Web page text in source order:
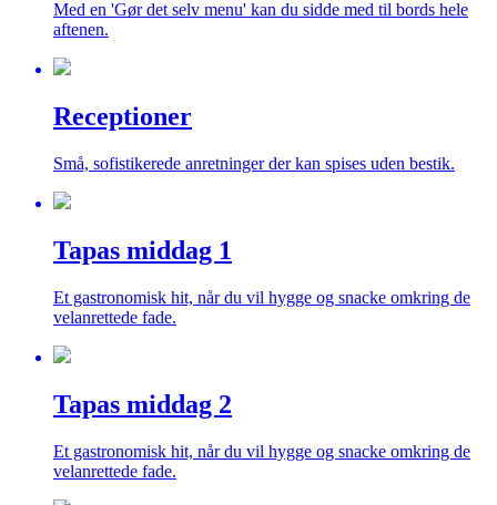
Med en 'Gør det selv menu' kan du sidde med til bords hele
aftenen.
Receptioner
Små, sofistikerede anretninger der kan spises uden bestik.
Tapas middag 1
Et gastronomisk hit, når du vil hygge og snacke omkring de
velanrettede fade.
Tapas middag 2
Et gastronomisk hit, når du vil hygge og snacke omkring de
velanrettede fade.